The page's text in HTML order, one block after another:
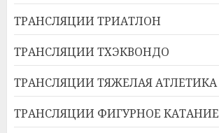
ТРАНСЛЯЦИИ ТРИАТЛОН
ТРАНСЛЯЦИИ ТХЭКВОНДО
ТРАНСЛЯЦИИ ТЯЖЕЛАЯ АТЛЕТИКА
ТРАНСЛЯЦИИ ФИГУРНОЕ КАТАНИЕ